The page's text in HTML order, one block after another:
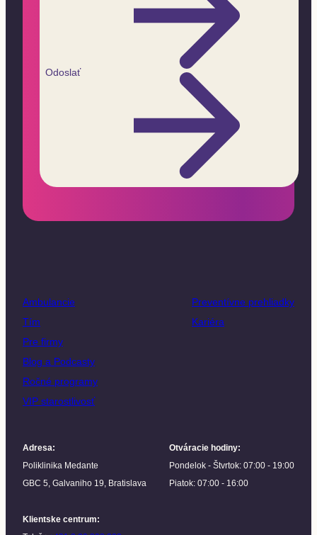
Odoslať
Ambulancie
Tím
Pre firmy
Blog a Podcasty
Ročné programy
VIP starostlivosť
Preventívne prehliadky
Kariéra
Adresa:
Poliklinika Medante
GBC 5, Galvaniho 19, Bratislava
Otváracie hodiny:
Pondelok - Štvrtok: 07:00 - 19:00
Piatok: 07:00 - 16:00
Klientske centrum: